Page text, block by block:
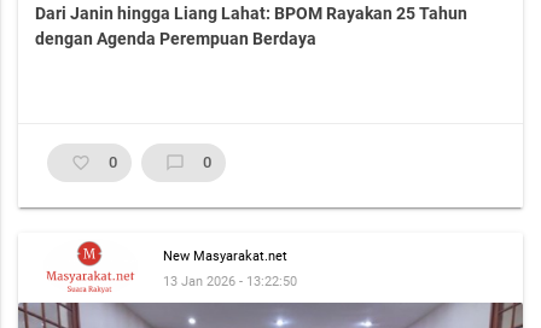
Dari Janin hingga Liang Lahat: BPOM Rayakan 25 Tahun
dengan Agenda Perempuan Berdaya
favorite_border 0 chat_bubble_outline 0
New Masyarakat.net
13 Jan 2026 - 13:22:50